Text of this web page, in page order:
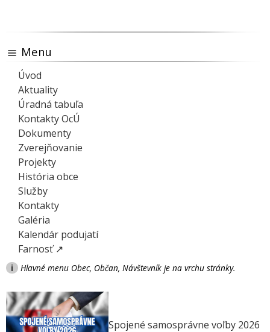
Menu
Úvod
Aktuality
Úradná tabuľa
Kontakty OcÚ
Dokumenty
Zverejňovanie
Projekty
História obce
Služby
Kontakty
Galéria
Kalendár podujatí
Farnosť ↗
i Hlavné menu Obec, Občan, Návštevník je na vrchu stránky.
Spojené samosprávne voľby 2026